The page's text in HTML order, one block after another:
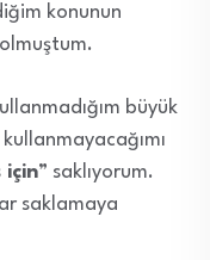
konunun
büyük
için” saklıyorum.
saklamaya